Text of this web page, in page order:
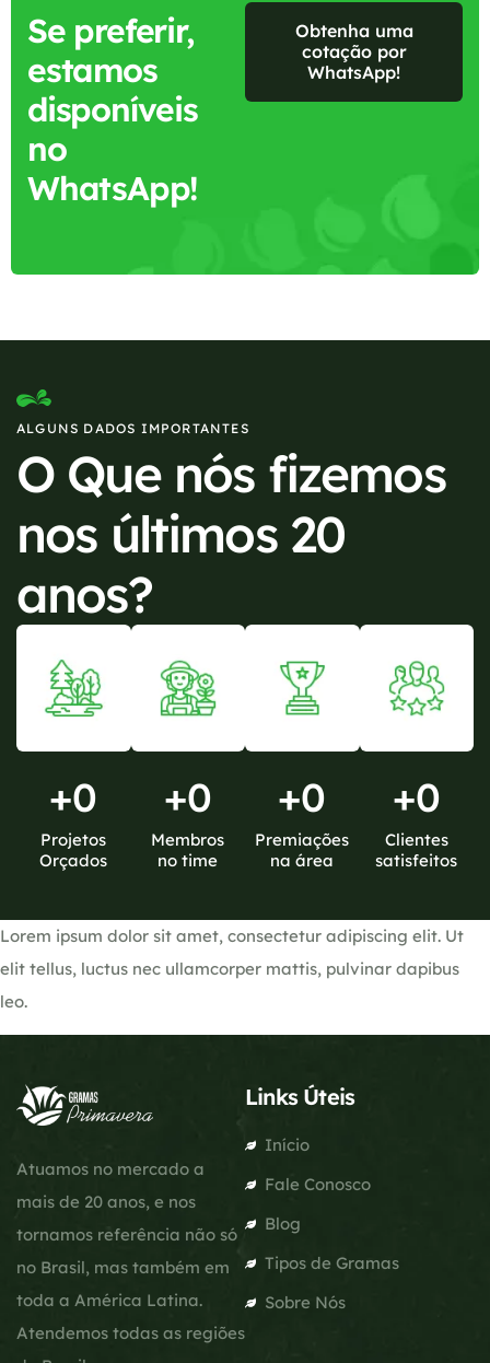
Se preferir,
estamos
disponíveis
no
WhatsApp!
Obtenha uma
cotação por
WhatsApp!
ALGUNS DADOS IMPORTANTES
O Que nós fizemos
nos últimos 20
anos?
+0
Projetos
Orçados
+0
Membros
no time
+0
Premiações
na área
+0
Clientes
satisfeitos
Lorem ipsum dolor sit amet, consectetur adipiscing elit. Ut
elit tellus, luctus nec ullamcorper mattis, pulvinar dapibus
leo.
Atuamos no mercado a
mais de 20 anos, e nos
tornamos referência não só
no Brasil, mas também em
toda a América Latina.
Atendemos todas as regiões
Links Úteis
Início
Fale Conosco
Blog
Tipos de Gramas
Sobre Nós